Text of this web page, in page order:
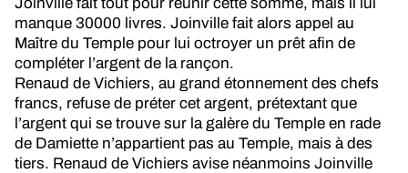
manque 30000 livres. Joinville fait alors appel au
Maître du Temple pour lui octroyer un prêt afin de
compléter l’argent de la rançon.
Renaud de Vichiers, au grand étonnement des chefs
francs, refuse de préter cet argent, prétextant que
l’argent qui se trouve sur la galère du Temple en rade
de Damiette n’appartient pas au Temple, mais à des
tiers. Renaud de Vichiers avise néanmoins Joinville